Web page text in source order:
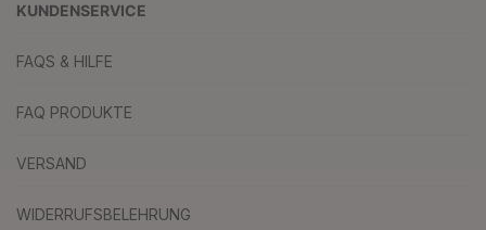
KUNDENSERVICE
FAQS & HILFE
FAQ PRODUKTE
VERSAND
WIDERRUFSBELEHRUNG